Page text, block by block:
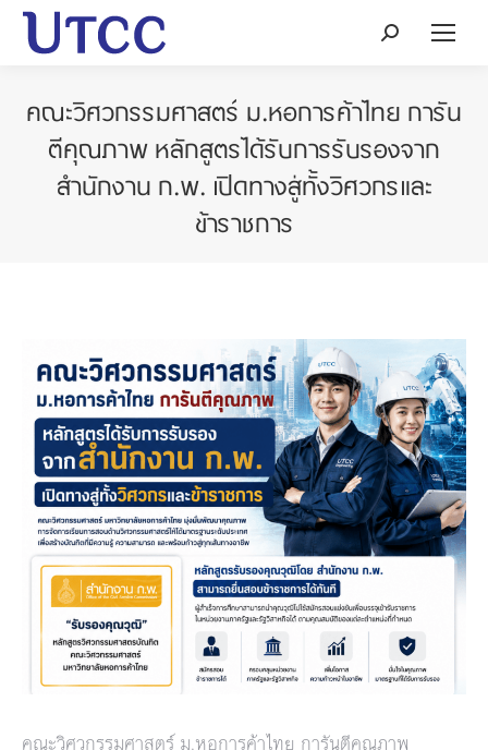
Search:
คณะวิศวกรรมศาสตร์ ม.หอการค้าไทย การัน
ตีคุณภาพ หลักสูตรได้รับการรับรองจาก
สำนักงาน ก.พ. เปิดทางสู่ทั้งวิศวกรและ
ข้าราชการ
คณะวิศวกรรมศาสตร์ ม.หอการค้าไทย การันตีคุณภาพ